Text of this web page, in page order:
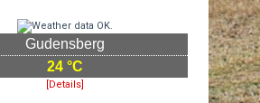
Gudensberg
24 °C
[Details]